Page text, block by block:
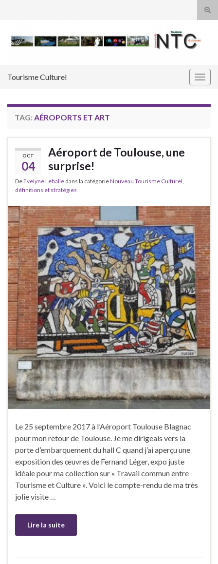
Tourisme Culturel
TAG: AÉROPORTS ET ART
OCT
04
Aéroport de Toulouse, une
surprise!
DeEvelyne Lehalle dans la catégorieNouveau Tourisme Culturel,
définitions et stratégies
Le 25 septembre 2017 à l’Aéroport Toulouse Blagnac
pour mon retour de Toulouse. Je me dirigeais vers la
porte d’embarquement du hall C quand j’ai aperçu une
exposition des œuvres de Fernand Léger, expo juste
idéale pour ma collection sur « Travail commun entre
Tourisme et Culture ». Voici le compte-rendu de ma très
jolie visite …
Lire la suite